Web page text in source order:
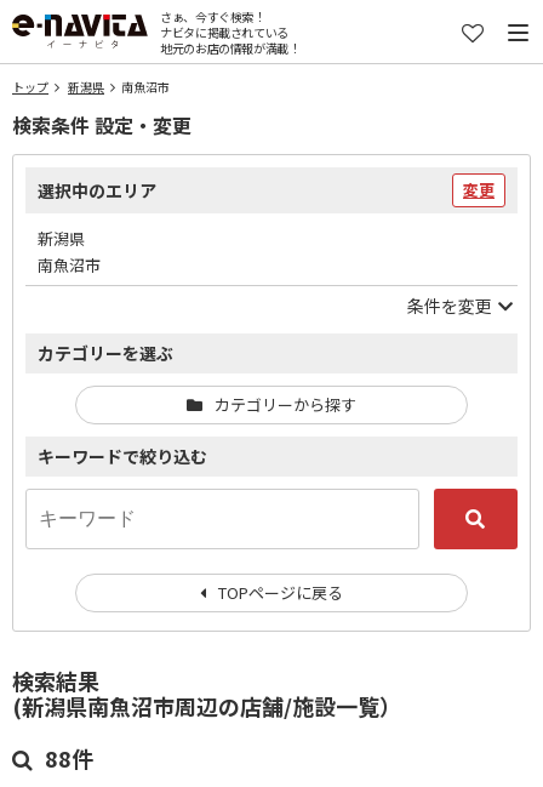
さぁ、今すぐ検索！
ナビタに掲載されている
地元のお店の情報が満載！
トップ 新潟県 南魚沼市
検索結果
(新潟県南魚沼市周辺の店舗/施設一覧）
88件
検索条件 設定・変更
選択中のエリア 変更
新潟県
南魚沼市
条件を変更
カテゴリーを選ぶ
カテゴリーから探す
キーワードで絞り込む
TOPページに戻る